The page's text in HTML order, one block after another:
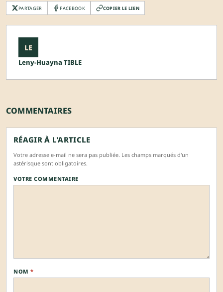
PARTAGER FACEBOOK COPIER LE LIEN
LE
Leny-Huayna TIBLE
COMMENTAIRES
RÉAGIR À L'ARTICLE
Votre adresse e-mail ne sera pas publiée. Les champs marqués d'un
astérisque sont obligatoires.
VOTRE COMMENTAIRE
NOM *